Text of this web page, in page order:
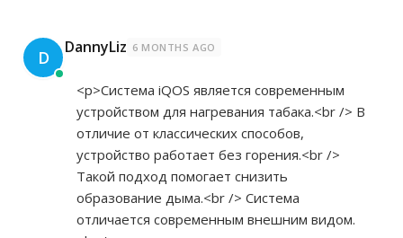
D DannyLiz 6 MONTHS AGO
<p>Система iQOS является современным
устройством для нагревания табака.<br /> В
отличие от классических способов,
устройство работает без горения.<br />
Такой подход помогает снизить
образование дыма.<br /> Система
отличается современным внешним видом.